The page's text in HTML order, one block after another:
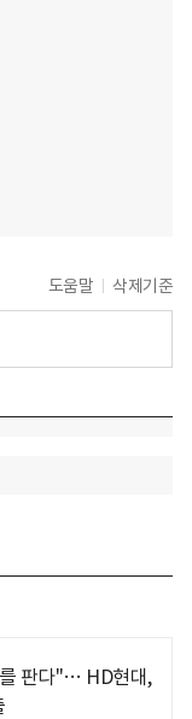
도움말 삭제기준
판다"… HD현대,